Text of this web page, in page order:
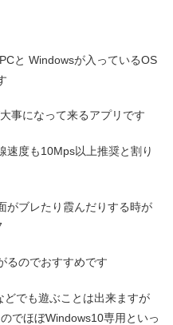
と Windowsが入っているOS
事になって来るアプリです
速度も10Mps以上推奨と割り
がブレたり霞んだりする時が
るのでおすすめです
でも遊ぶことは出来ますが
でほぼWindows10専用といっ